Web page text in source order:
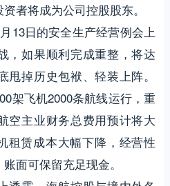
者将成为公司控股股东。
13日的安全生产经营例会上
，如果顺利完成重整，将达
掉历史包袱、轻装上阵。
架飞机2000条航线运行，重
空主业财务总费用预计将大
租赁成本大幅下降，经营性
面可保留充足现金。